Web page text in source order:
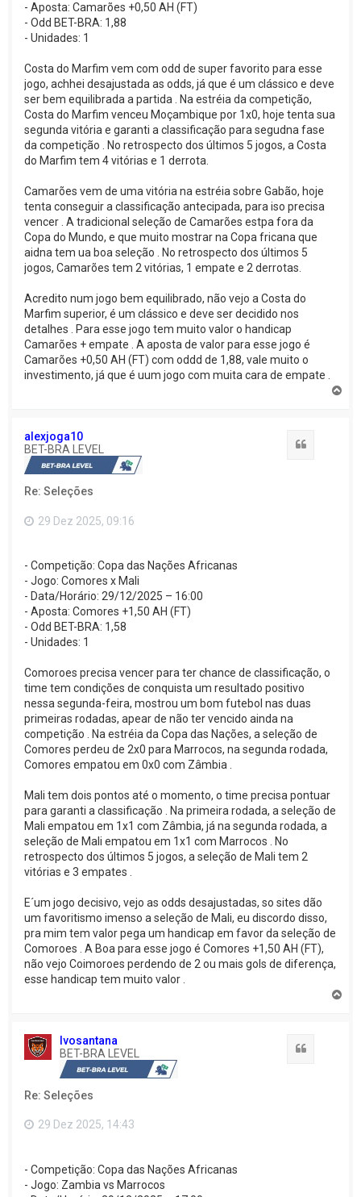
- Aposta: Camarões +0,50 AH (FT)
- Odd BET-BRA: 1,88
- Unidades: 1
Costa do Marfim vem com odd de super favorito para esse
jogo, achhei desajustada as odds, já que é um clássico e deve
ser bem equilibrada a partida . Na estréia da competição,
Costa do Marfim venceu Moçambique por 1x0, hoje tenta sua
segunda vitória e garanti a classificação para segudna fase
da competição . No retrospecto dos últimos 5 jogos, a Costa
do Marfim tem 4 vitórias e 1 derrota.
Camarões vem de uma vitória na estréia sobre Gabão, hoje
tenta conseguir a classificação antecipada, para iso precisa
vencer . A tradicional seleção de Camarões estpa fora da
Copa do Mundo, e que muito mostrar na Copa fricana que
aidna tem ua boa seleção . No retrospecto dos últimos 5
jogos, Camarões tem 2 vitórias, 1 empate e 2 derrotas.
Acredito num jogo bem equilibrado, não vejo a Costa do
Marfim superior, é um clássico e deve ser decidido nos
detalhes . Para esse jogo tem muito valor o handicap
Camarões + empate . A aposta de valor para esse jogo é
Camarões +0,50 AH (FT) com oddd de 1,88, vale muito o
investimento, já que é uum jogo com muita cara de empate .
alexjoga10
BET-BRA LEVEL
Re: Seleções
29 Dez 2025, 09:16
- Competição: Copa das Nações Africanas
- Jogo: Comores x Mali
- Data/Horário: 29/12/2025 – 16:00
- Aposta: Comores +1,50 AH (FT)
- Odd BET-BRA: 1,58
- Unidades: 1
Comoroes precisa vencer para ter chance de classificação, o
time tem condições de conquista um resultado positivo
nessa segunda-feira, mostrou um bom futebol nas duas
primeiras rodadas, apear de não ter vencido ainda na
competição . Na estréia da Copa das Nações, a seleção de
Comores perdeu de 2x0 para Marrocos, na segunda rodada,
Comores empatou em 0x0 com Zâmbia .
Mali tem dois pontos até o momento, o time precisa pontuar
para garanti a classificação . Na primeira rodada, a seleção de
Mali empatou em 1x1 com Zâmbia, já na segunda rodada, a
seleção de Mali empatou em 1x1 com Marrocos . No
retrospecto dos últimos 5 jogos, a seleção de Mali tem 2
vitórias e 3 empates .
E´um jogo decisivo, vejo as odds desajustadas, so sites dão
um favoritismo imenso a seleção de Mali, eu discordo disso,
pra mim tem valor pega um handicap em favor da seleção de
Comoroes . A Boa para esse jogo é Comores +1,50 AH (FT),
não vejo Coimoroes perdendo de 2 ou mais gols de diferença,
esse handicap tem muito valor .
Ivosantana
BET-BRA LEVEL
Re: Seleções
29 Dez 2025, 14:43
- Competição: Copa das Nações Africanas
- Jogo: Zambia vs Marrocos